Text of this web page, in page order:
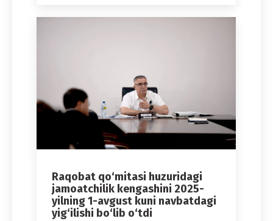
Raqobat qo‘mitasi huzuridagi
jamoatchilik kengashini 2025-
yilning 1-avgust kuni navbatdagi
yig‘ilishi bo‘lib o‘tdi